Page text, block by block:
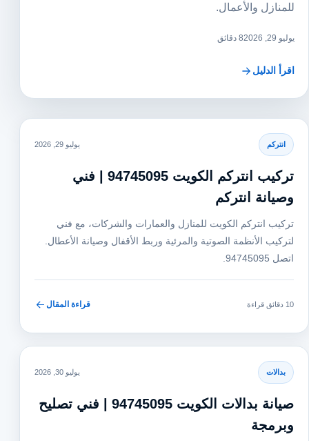
للمنازل والأعمال.
يوليو 29, 2026 8 دقائق
اقرأ الدليل
انتركم يوليو 29, 2026
تركيب انتركم الكويت 94745095 | فني
وصيانة انتركم
تركيب انتركم الكويت للمنازل والعمارات والشركات، مع فني
لتركيب الأنظمة الصوتية والمرئية وربط الأقفال وصيانة الأعطال.
اتصل 94745095.
10 دقائق قراءة قراءة المقال
بدالات يوليو 30, 2026
صيانة بدالات الكويت 94745095 | فني تصليح
وبرمجة